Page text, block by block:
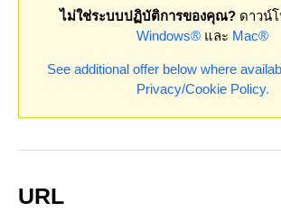
ไม่ใช่ระบบปฏิบัติการของคุณ?ดาวน์โ
Windows® และ Mac®
See additional offer below where
Privacy/Cookie Policy.
URL